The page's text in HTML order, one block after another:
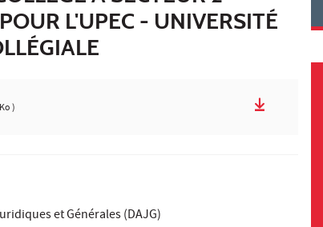
L'UPEC - UNIVERSITÉ
)
et Générales (DAJG)